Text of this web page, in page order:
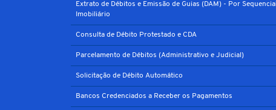
Extrato de Débitos e Emissão de Guias (DAM) - Por Sequencial
Imobiliário
Consulta de Débito Protestado e CDA
Parcelamento de Débitos (Administrativo e Judicial)
Solicitação de Débito Automático
Bancos Credenciados a Receber os Pagamentos